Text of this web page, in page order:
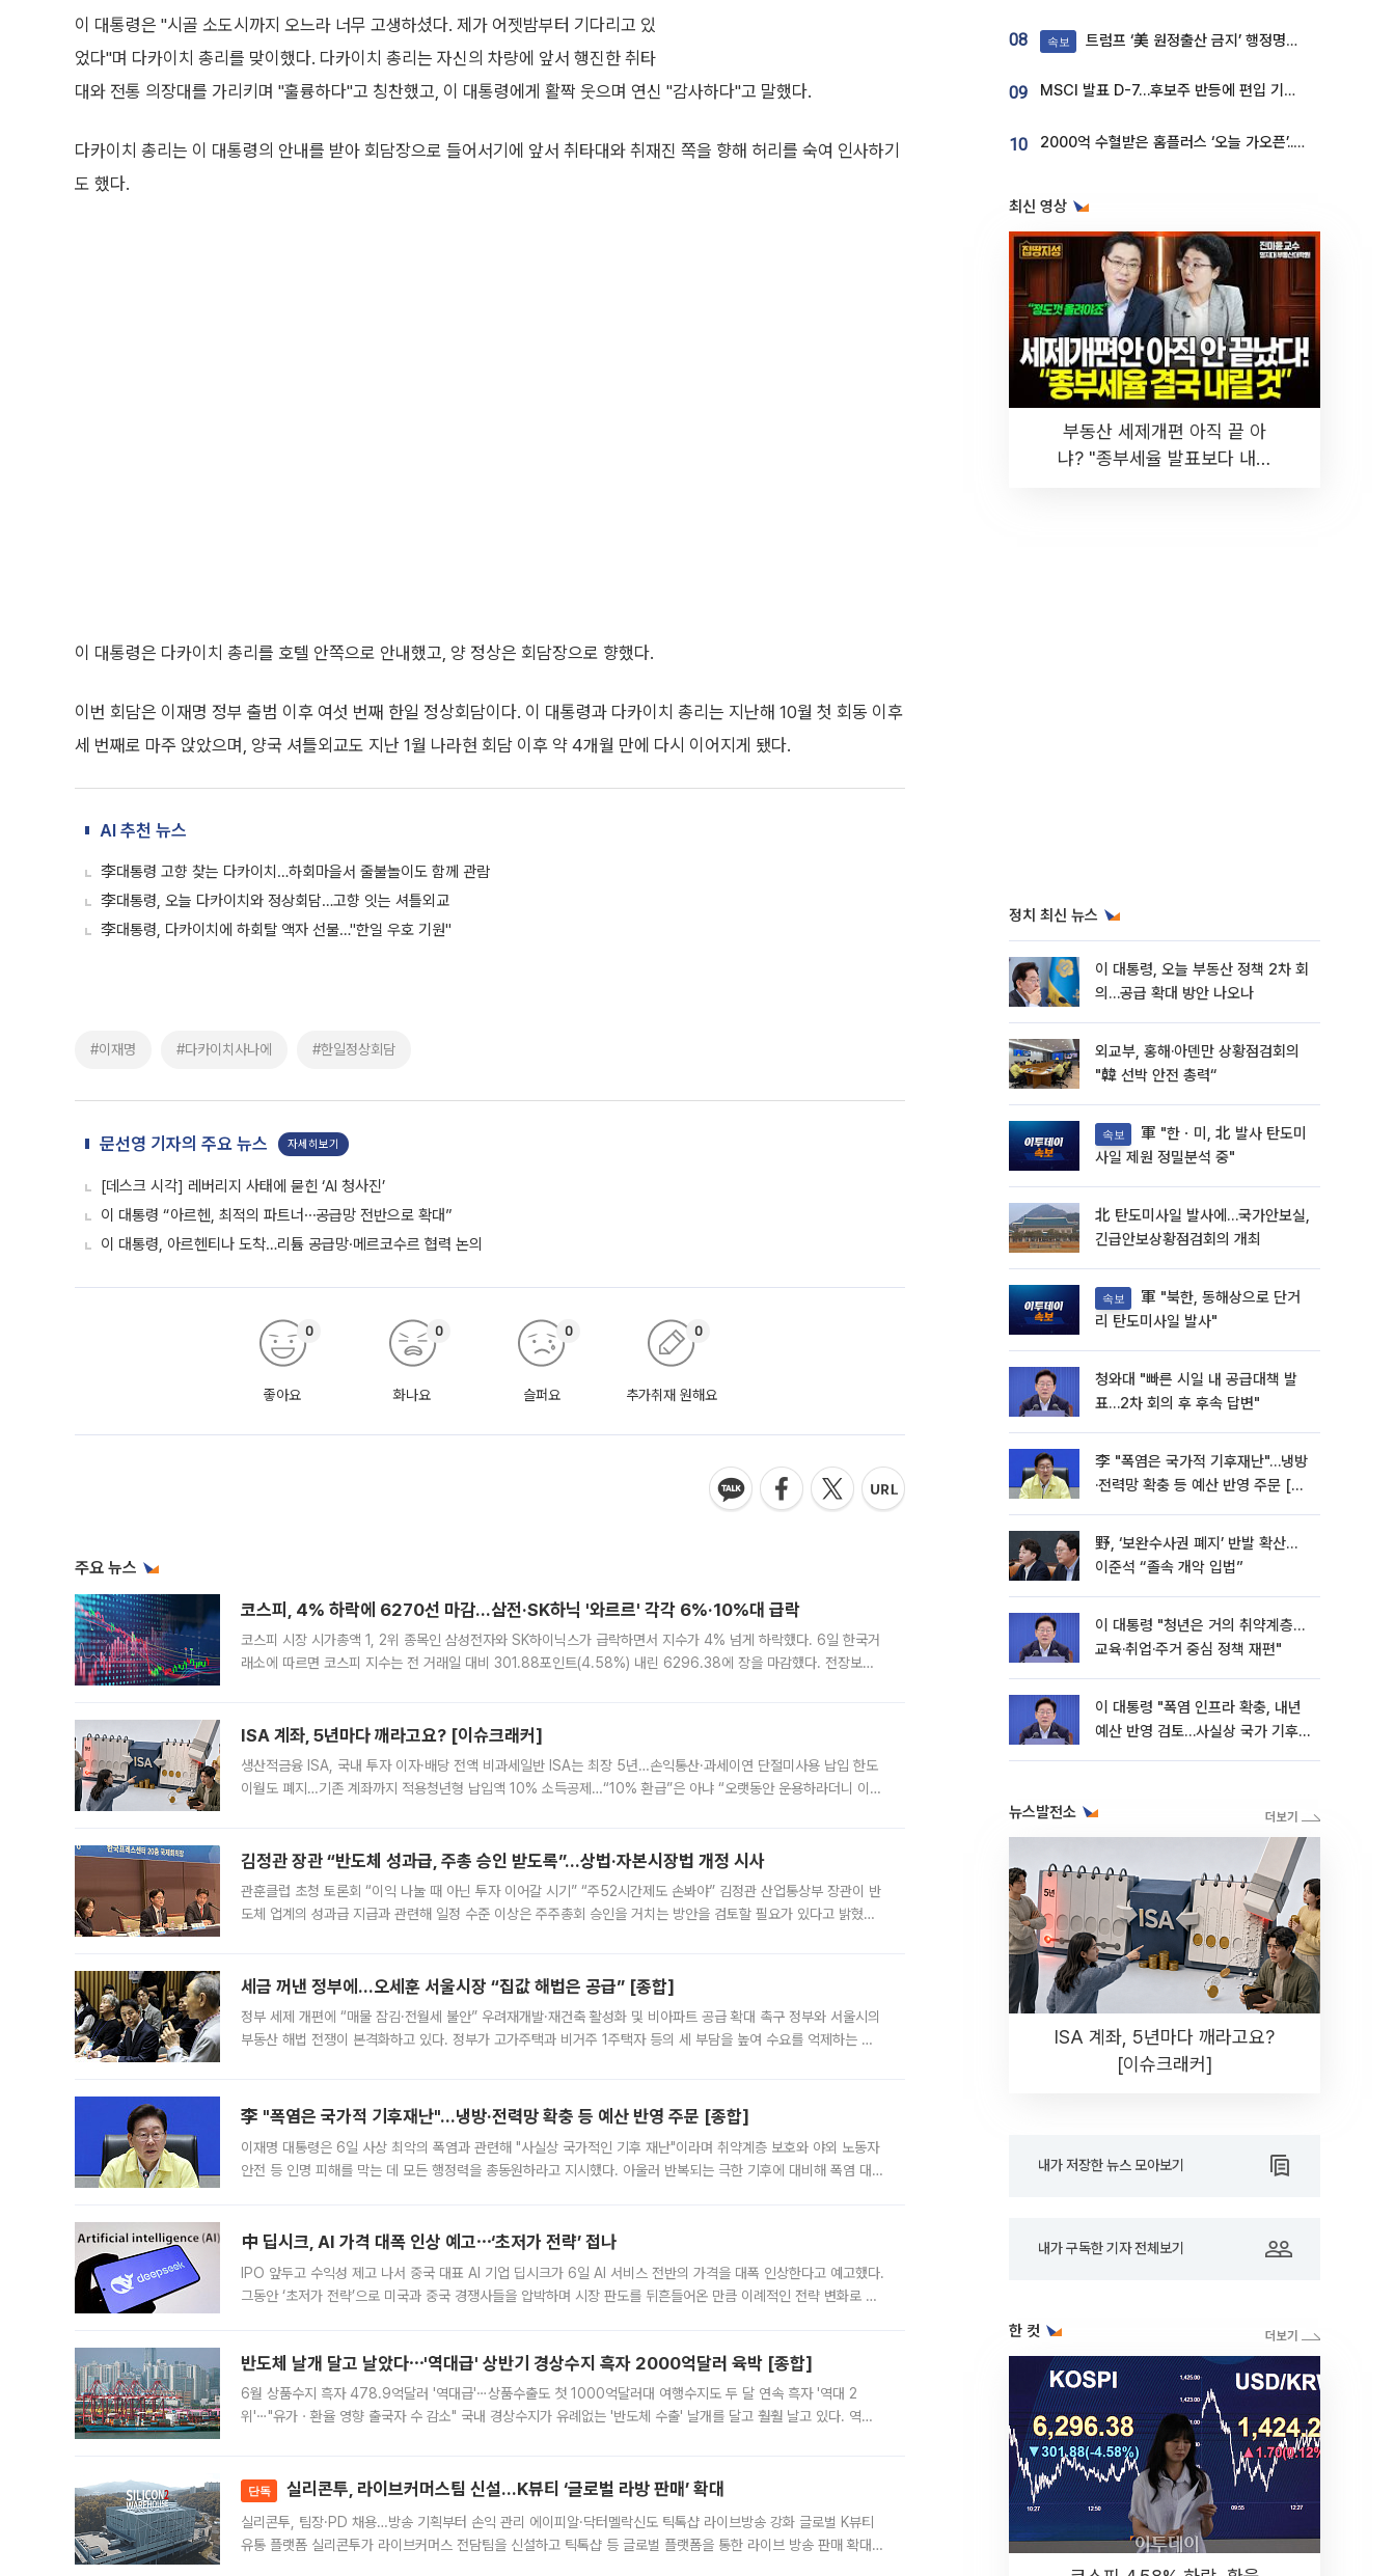
이 대통령은 "시골 소도시까지 오느라 너무 고생하셨다. 제가 어젯밤부터 기다리고 있
었다"며 다카이치 총리를 맞이했다. 다카이치 총리는 자신의 차량에 앞서 행진한 취타
대와 전통 의장대를 가리키며 "훌륭하다"고 칭찬했고, 이 대통령에게 활짝 웃으며 연신 "감사하다"고 말했다.
다카이치 총리는 이 대통령의 안내를 받아 회담장으로 들어서기에 앞서 취타대와 취재진 쪽을 향해 허리를 숙여 인사하기
도 했다.
이 대통령은 다카이치 총리를 호텔 안쪽으로 안내했고, 양 정상은 회담장으로 향했다.
이번 회담은 이재명 정부 출범 이후 여섯 번째 한일 정상회담이다. 이 대통령과 다카이치 총리는 지난해 10월 첫 회동 이후
세 번째로 마주 앉았으며, 양국 셔틀외교도 지난 1월 나라현 회담 이후 약 4개월 만에 다시 이어지게 됐다.
AI 추천 뉴스
李대통령 고향 찾는 다카이치…하회마을서 줄불놀이도 함께 관람
李대통령, 오늘 다카이치와 정상회담…고향 잇는 셔틀외교
李대통령, 다카이치에 하회탈 액자 선물…"한일 우호 기원"
#이재명 #다카이치사나에 #한일정상회담
문선영 기자의 주요 뉴스 자세히보기
[데스크 시각] 레버리지 사태에 묻힌 ‘AI 청사진’
이 대통령 “아르헨, 최적의 파트너⋯공급망 전반으로 확대”
이 대통령, 아르헨티나 도착…리튬 공급망·메르코수르 협력 논의
좋아요
0
화나요
0
슬퍼요
0
추가취재 원해요
0
주요 뉴스
코스피, 4% 하락에 6270선 마감…삼전·SK하닉 '와르르' 각각 6%·10%대 급락
코스피 시장 시가총액 1, 2위 종목인 삼성전자와 SK하이닉스가 급락하면서 지수가 4% 넘게 하락했다. 6일 한국거
래소에 따르면 코스피 지수는 전 거래일 대비 301.88포인트(4.58%) 내린 6296.38에 장을 마감했다. 전장보다
ISA 계좌, 5년마다 깨라고요? [이슈크래커]
생산적금융 ISA, 국내 투자 이자·배당 전액 비과세일반 ISA는 최장 5년…손익통산·과세이연 단절미사용 납입 한도
이월도 폐지…기존 계좌까지 적용청년형 납입액 10% 소득공제…“10% 환급”은 아냐 “오랫동안 운용하라더니 이제
김정관 장관 “반도체 성과급, 주총 승인 받도록”…상법·자본시장법 개정 시사
관훈클럽 초청 토론회 “이익 나눌 때 아닌 투자 이어갈 시기” “주52시간제도 손봐야” 김정관 산업통상부 장관이 반
도체 업계의 성과급 지급과 관련해 일정 수준 이상은 주주총회 승인을 거치는 방안을 검토할 필요가 있다고 밝혔다.
세금 꺼낸 정부에…오세훈 서울시장 “집값 해법은 공급” [종합]
정부 세제 개편에 “매물 잠김·전월세 불안” 우려재개발·재건축 활성화 및 비아파트 공급 확대 촉구 정부와 서울시의
부동산 해법 전쟁이 본격화하고 있다. 정부가 고가주택과 비거주 1주택자 등의 세 부담을 높여 수요를 억제하는 카
李 "폭염은 국가적 기후재난"…냉방·전력망 확충 등 예산 반영 주문 [종합]
이재명 대통령은 6일 사상 최악의 폭염과 관련해 "사실상 국가적인 기후 재난"이라며 취약계층 보호와 야외 노동자
안전 등 인명 피해를 막는 데 모든 행정력을 총동원하라고 지시했다. 아울러 반복되는 극한 기후에 대비해 폭염 대응
中 딥시크, AI 가격 대폭 인상 예고⋯‘초저가 전략’ 접나
IPO 앞두고 수익성 제고 나서 중국 대표 AI 기업 딥시크가 6일 AI 서비스 전반의 가격을 대폭 인상한다고 예고했다.
그동안 ‘초저가 전략’으로 미국과 중국 경쟁사들을 압박하며 시장 판도를 뒤흔들어온 만큼 이례적인 전략 변화로 평
반도체 날개 달고 날았다⋯'역대급' 상반기 경상수지 흑자 2000억달러 육박 [종합]
6월 상품수지 흑자 478.9억달러 '역대급'⋯상품수출도 첫 1000억달러대 여행수지도 두 달 연속 흑자 '역대 2
위'⋯"유가ㆍ환율 영향 출국자 수 감소" 국내 경상수지가 유례없는 '반도체 수출' 날개를 달고 훨훨 날고 있다. 역대
단독 실리콘투, 라이브커머스팀 신설…K뷰티 ‘글로벌 라방 판매’ 확대
실리콘투, 팀장·PD 채용…방송 기획부터 손익 관리 에이피알·닥터멜락신도 틱톡샵 라이브방송 강화 글로벌 K뷰티
유통 플랫폼 실리콘투가 라이브커머스 전담팀을 신설하고 틱톡샵 등 글로벌 플랫폼을 통한 라이브 방송 판매 확대에
08 속보 트럼프 ‘美 원정출산 금지’ 행정명령 서명
09 MSCI 발표 D-7…후보주 반등에 편입 기대 재점화
10 2000억 수혈받은 홈플러스 ‘오늘 가오픈’...13일 정식 개장 시험대
최신 영상
부동산 세제개편 아직 끝 아
냐? "종부세율 발표보다 내릴
정치 최신 뉴스
이 대통령, 오늘 부동산 정책 2차 회
의…공급 확대 방안 나오나
외교부, 홍해·아덴만 상황점검회의
"韓 선박 안전 총력“
속보
사일 제원 정밀분석 중"
北 탄도미사일 발사에…국가안보실,
긴급안보상황점검회의 개최
속보
리 탄도미사일 발사"
청와대 "빠른 시일 내 공급대책 발
표…2차 회의 후 후속 답변"
李 "폭염은 국가적 기후재난"…냉방
·전력망 확충 등 예산 반영 주문 [종
野, ‘보완수사권 폐지’ 반발 확산…
이준석 “졸속 개악 입법”
이 대통령 "청년은 거의 취약계층…
교육·취업·주거 중심 정책 재편"
이 대통령 "폭염 인프라 확충, 내년
예산 반영 검토…사실상 국가 기후
뉴스발전소
ISA 계좌, 5년마다 깨라고요?
[이슈크래커]
내가 저장한 뉴스 모아보기
내가 구독한 기자 전체보기
한 컷